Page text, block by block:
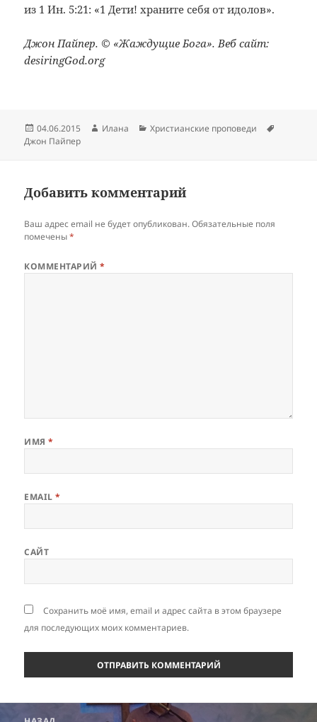
из 1 Ин. 5:21: «1 Дети! храните себя от идолов».
Джон Пайпер. © «Жаждущие Бога». Веб сайт:
desiringGod.org
Опубликовано
04.06.2015 Автор
Илана Рубрики
Христианские проповеди
Джон Пайпер
Добавить комментарий
Ваш адрес email не будет опубликован. Обязательные поля
помечены*
КОММЕНТАРИЙ*
ИМЯ*
EMAIL*
САЙТ
Сохранить моё имя, email и адрес сайта в этом браузере
для последующих моих комментариев.